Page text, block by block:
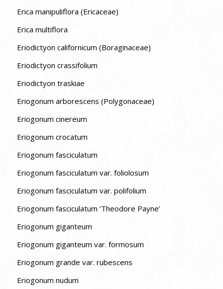
Erica manipuliflora (Ericaceae)
Erica multiflora
Eriodictyon californicum (Boraginaceae)
Eriodictyon crassifolium
Eriodictyon traskiae
Eriogonum arborescens (Polygonaceae)
Eriogonum cinereum
Eriogonum crocatum
Eriogonum fasciculatum
Eriogonum fasciculatum var. foliolosum
Eriogonum fasciculatum var. polifolium
Eriogonum fasciculatum ‘Theodore Payne’
Eriogonum giganteum
Eriogonum giganteum var. formosum
Eriogonum grande var. rubescens
Eriogonum nudum